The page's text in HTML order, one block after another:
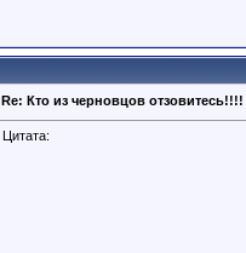
Re: Кто из черновцов отзовитесь!!!!
Цитата: